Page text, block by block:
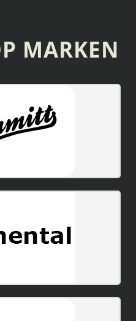
MARKEN